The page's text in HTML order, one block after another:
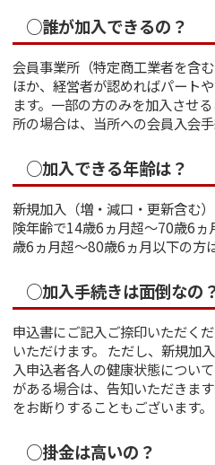
○誰が加入できるの？
会員事業所（特定商工業者を含
ほか、経営者が認めればパート
ます。一部の方のみを加入させ
所の場合は、当所への会員入会
○加入できる年齢は？
新規加入（増・減口・更新含む
険年齢で14歳6ヵ月超～70歳6ヵ
歳6ヵ月超～80歳6ヵ月以下の方
○加入手続きは面倒なの
申込書にご記入ご捺印いただく
いただけます。 ただし、新規加
入申込者各人の健康状態につい
がある場合は、告知いただきま
をお断りすることもございます。
○掛金は高いの？